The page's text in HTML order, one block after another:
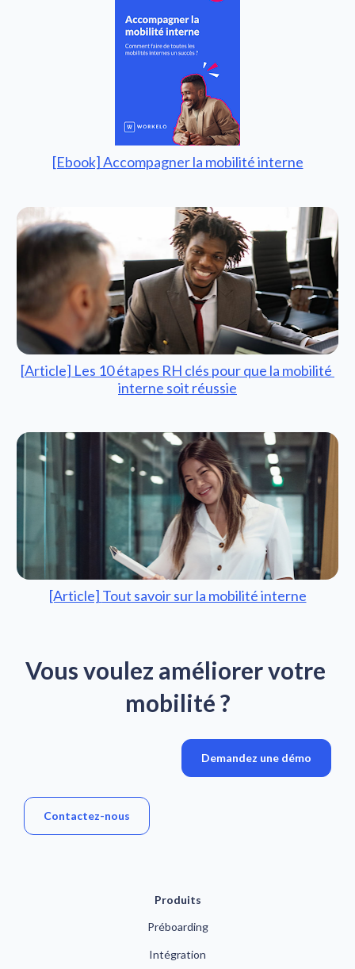
[Ebook] Accompagner la mobilité interne
[Article] Les 10 étapes RH clés pour que la mobilité
interne soit réussie
[Article] Tout savoir sur la mobilité interne
Vous voulez améliorer votre
mobilité ?
Demandez une démo
Contactez-nous
Produits
Préboarding
Intégration